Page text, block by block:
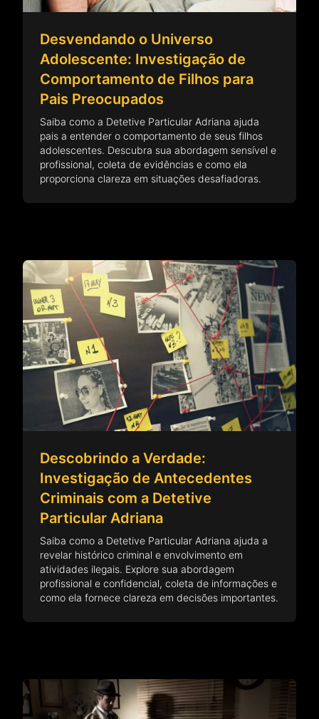
Desvendando o Universo
Adolescente: Investigação de
Comportamento de Filhos para
Pais Preocupados
Saiba como a Detetive Particular Adriana ajuda
pais a entender o comportamento de seus filhos
adolescentes. Descubra sua abordagem sensível e
profissional, coleta de evidências e como ela
proporciona clareza em situações desafiadoras.
Descobrindo a Verdade:
Investigação de Antecedentes
Criminais com a Detetive
Particular Adriana
Saiba como a Detetive Particular Adriana ajuda a
revelar histórico criminal e envolvimento em
atividades ilegais. Explore sua abordagem
profissional e confidencial, coleta de informações e
como ela fornece clareza em decisões importantes.